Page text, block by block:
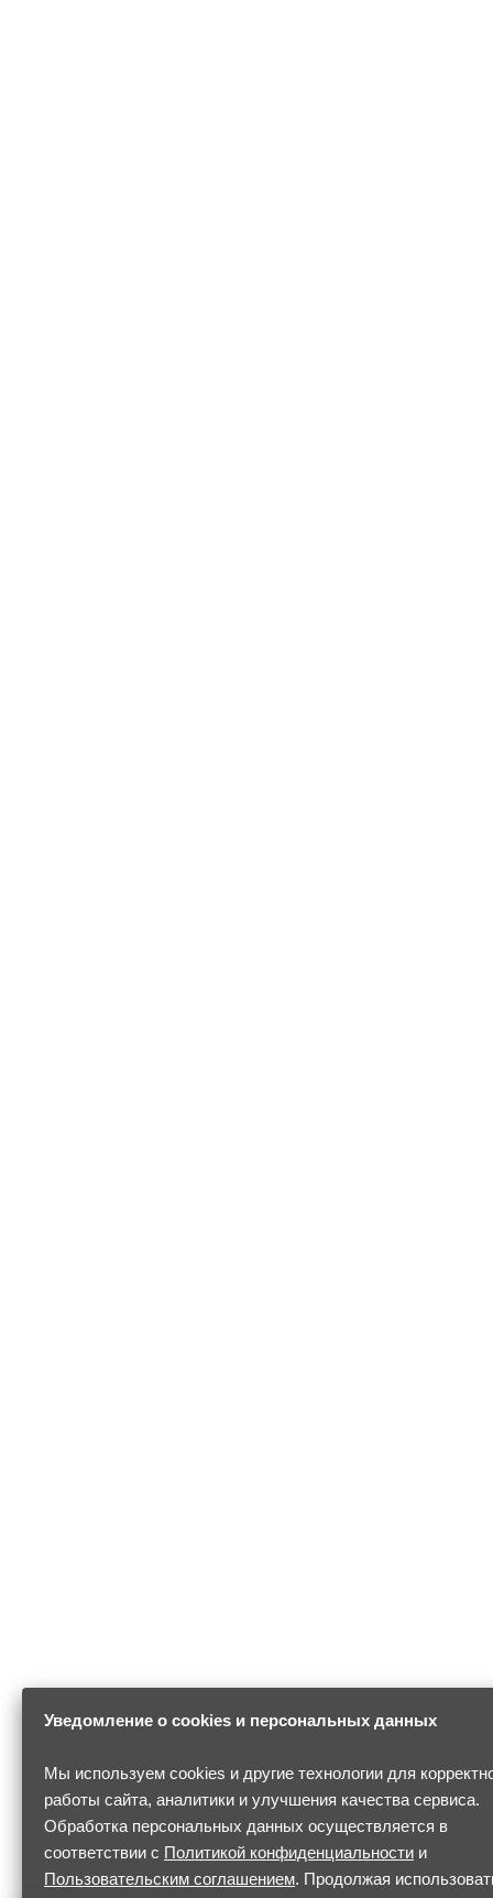
Уведомление о cookies и персональных данных
Мы используем cookies и другие технологии для
работы сайта, аналитики и улучшения качества сервиса.
Обработка персональных данных осуществляется в
соответствии с Политикой конфиденциальности и
Пользовательским соглашением. Продолжая